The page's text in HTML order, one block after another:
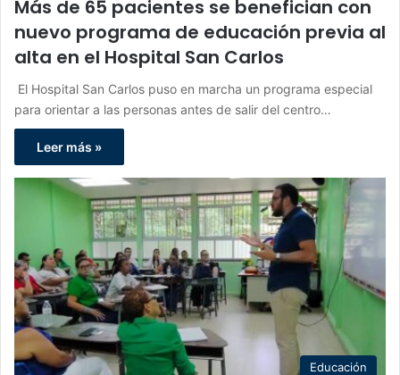
Más de 65 pacientes se benefician con
nuevo programa de educación previa al
alta en el Hospital San Carlos
El Hospital San Carlos puso en marcha un programa especial
para orientar a las personas antes de salir del centro…
Leer más »
Educación